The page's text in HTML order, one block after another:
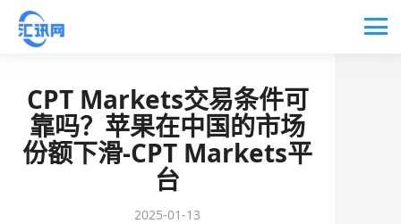
CPT Markets交易条件可
靠吗？苹果在中国的市场
份额下滑-CPT Markets平
台
2025-01-13